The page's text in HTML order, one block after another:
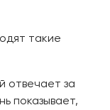
такие
отвечает за
показывает,